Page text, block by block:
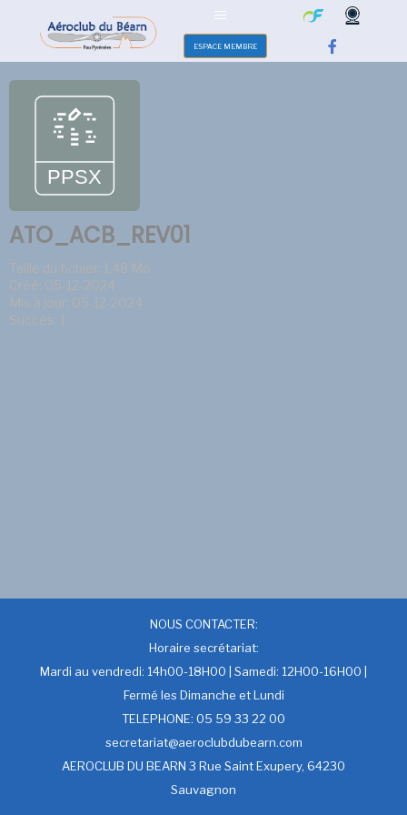
ESPACE MEMBRE
ATO_ACB_REV01
Taille du fichier: 1.48 Mo
Créé: 05-12-2024
Mis à jour: 05-12-2024
Succès: 1
NOUS CONTACTER:
Horaire secrétariat:
Mardi au vendredi: 14h00-18H00 | Samedi: 12H00-16H00 |
Fermé les Dimanche et Lundi
TELEPHONE: 05 59 33 22 00
secretariat@aeroclubdubearn.com
AEROCLUB DU BEARN 3 Rue Saint Exupery, 64230
Sauvagnon